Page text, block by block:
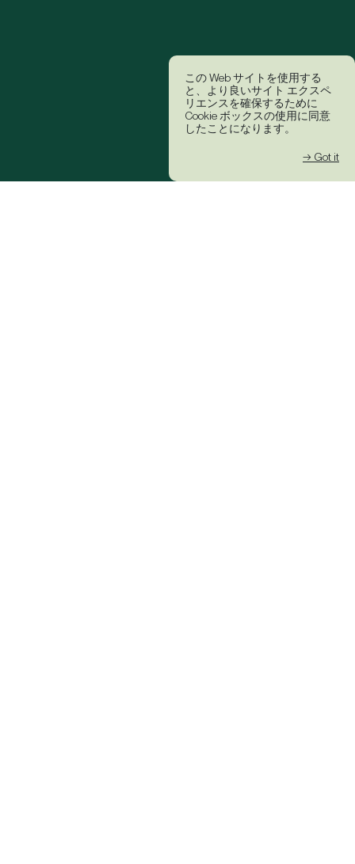
この Web サイトを使用する
と、より良いサイト エクスペ
リエンスを確保するために
Cookie ボックスの使用に同意
したことになります。
→ Got it